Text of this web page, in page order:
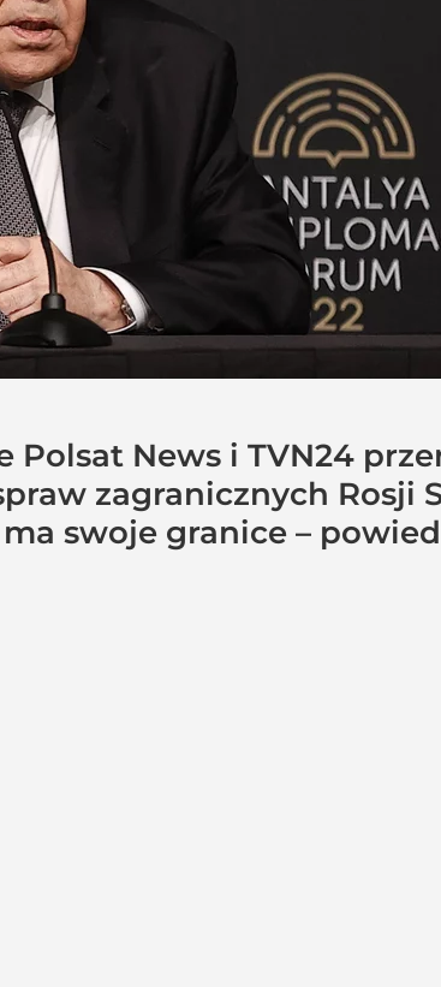
Polsat News i TVN24
zagranicznych Rosji
swoje granice –